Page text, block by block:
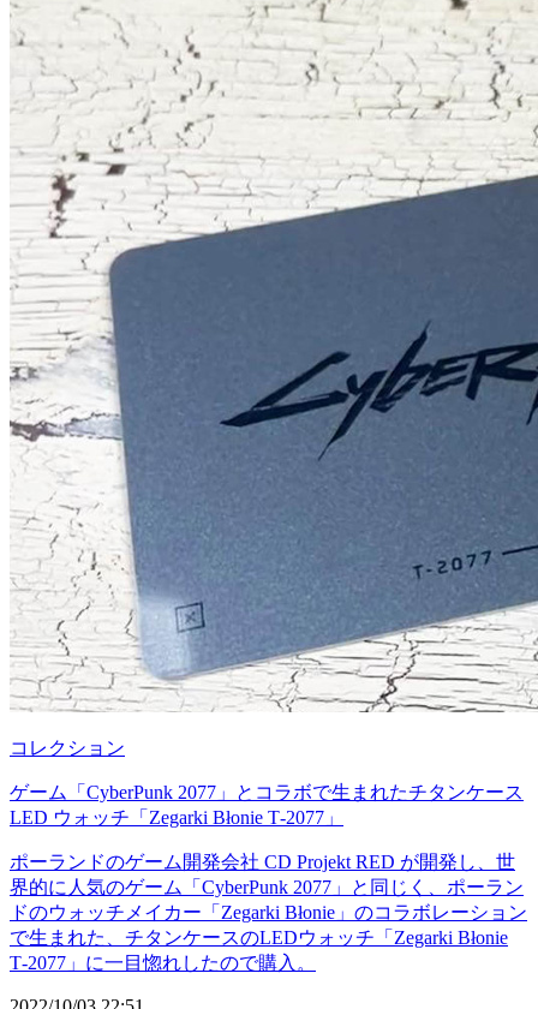
コレクション
ゲーム「CyberPunk 2077」とコラボで生まれたチタンケース
LED ウォッチ「Zegarki Błonie T-2077」
ポーランドのゲーム開発会社 CD Projekt RED が開発し、世
界的に人気のゲーム「CyberPunk 2077」と同じく、ポーラン
ドのウォッチメイカー「Zegarki Błonie」のコラボレーション
で生まれた、チタンケースのLEDウォッチ「Zegarki Błonie
T-2077」に一目惚れしたので購入。